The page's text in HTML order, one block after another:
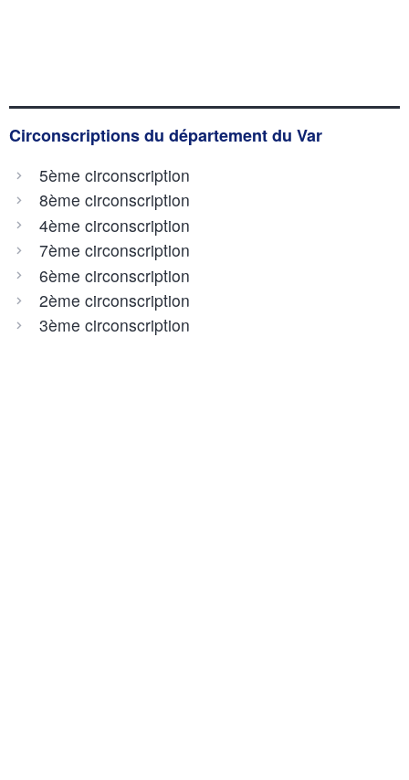
Circonscriptions du département du Var
5ème circonscription
8ème circonscription
4ème circonscription
7ème circonscription
6ème circonscription
2ème circonscription
3ème circonscription